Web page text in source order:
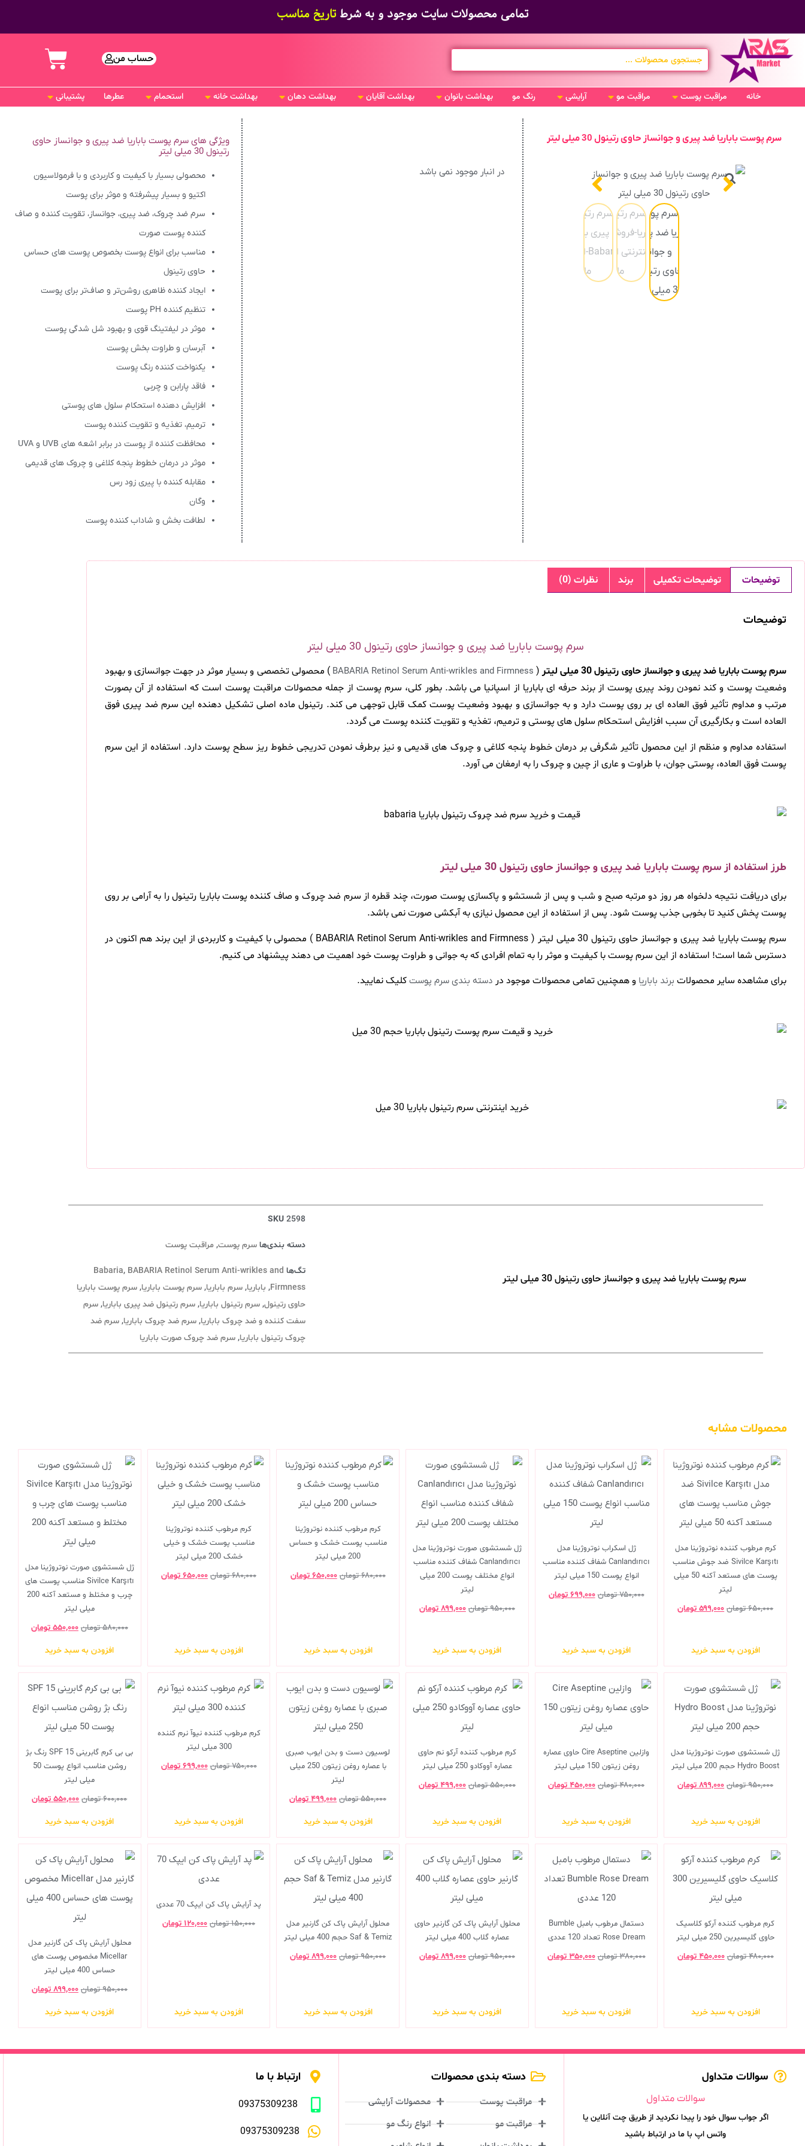
تمامی محصولات سایت موجود و به شرط تاریخ مناسب
حساب من
خانه مراقبت پوست مراقبت مو آرایشی رنگ مو بهداشت بانوان بهداشت آقایان بهداشت دهان بهداشت خانه استحمام عطرها پشتیبانی
سرم پوست باباریا ضد پیری و جوانساز حاوی رتینول 30 میلی لیتر
در انبار موجود نمی باشد
ویژگی های سرم پوست باباریا ضد پیری و جوانساز حاوی
رتینول 30 میلی لیتر
محصولی بسیار با کیفیت و کاربردی و با فرمولاسیون
اکتیو و بسیار پیشرفته و موثر برای پوست
سرم ضد چروک، ضد پیری، جوانساز، تقویت کننده و صاف
کننده پوست صورت
مناسب برای انواع پوست بخصوص پوست های حساس
حاوی رتینول
ایجاد کننده ظاهری روشن‌تر و صاف‌تر برای پوست
تنظیم کننده PH پوست
موثر در لیفتینگ قوی و بهبود شل شدگی پوست
آبرسان و طراوت بخش پوست
یکنواخت کننده رنگ پوست
فاقد پارابن و چربی
افزایش دهنده استحکام سلول های پوستی
ترمیم، تغذیه و تقویت کننده پوست
محافظت کننده از پوست در برابر اشعه های UVB و UVA
موثر در درمان خطوط پنجه کلاغی و چروک های قدیمی
مقابله کننده با پیری زود رس
وگان
لطافت بخش و شاداب کننده پوست
توضیحات توضیحات تکمیلی برند نظرات (0)
توضیحات
سرم پوست باباریا ضد پیری و جوانساز حاوی رتینول 30 میلی لیتر
سرم پوست باباریا ضد پیری و جوانساز حاوی رتینول 30 میلی لیتر (
BABARIA Retinol Serum Anti-wrikles and Firmness ) محصولی تخصصی و بسیار موثر در جهت جوانسازی و بهبود
وضعیت پوست و کند نمودن روند پیری پوست از برند حرفه ای باباریا از اسپانیا می باشد. بطور کلی، سرم پوست از جمله محصولات مراقبت پوست است که استفاده از آن بصورت
مرتب و مداوم تأثیر فوق العاده ای بر روی پوست دارد و به جوانسازی و بهبود وضعیت پوست کمک قابل توجهی می کند. رتینول ماده اصلی تشکیل دهنده این سرم ضد پیری فوق
العاده است و بکارگیری آن سبب افزایش استحکام سلول های پوستی و ترمیم، تغذیه و تقویت کننده پوست می گردد.
استفاده مداوم و منظم از این محصول تأثیر شگرفی بر درمان خطوط پنجه کلاغی و چروک های قدیمی و نیز برطرف نمودن تدریجی خطوط ریز سطح پوست دارد. استفاده از این سرم
پوست فوق العاده، پوستی جوان، با طراوت و عاری از چین و چروک را به ارمغان می آورد.
طرز استفاده از سرم پوست باباریا ضد پیری و جوانساز حاوی رتینول 30 میلی لیتر
برای دریافت نتیجه دلخواه هر روز دو مرتبه صبح و شب و پس از شستشو و پاکسازی پوست صورت، چند قطره از سرم ضد چروک و صاف کننده پوست باباریا رتینول را به آرامی بر روی
پوست پخش کنید تا بخوبی جذب پوست شود. پس از استفاده از این محصول نیازی به آبکشی صورت نمی باشد.
سرم پوست باباریا ضد پیری و جوانساز حاوی رتینول 30 میلی لیتر ( BABARIA Retinol Serum Anti-wrikles and Firmness ) محصولی با کیفیت و کاربردی از این برند هم اکنون در
دسترس شما است! استفاده از این سرم پوست با کیفیت و موثر را به تمام افرادی که به جوانی و طراوت پوست خود اهمیت می دهند پیشنهاد می کنیم.
برای مشاهده سایر محصولات برند باباریا و همچنین تمامی محصولات موجود در دسته بندی سرم پوست کلیک نمایید.
سرم پوست باباریا ضد پیری و جوانساز حاوی رتینول 30 میلی لیتر
SKU 2598
دسته بندی‌ها سرم پوست, مراقبت پوست
تگ‌ها Babaria, BABARIA Retinol Serum Anti-wrikles and
Firmness
, باباریا, سرم باباریا, سرم پوست باباریا, سرم پوست باباریا
حاوی رتینول, سرم رتینول باباریا, سرم رتینول ضد پیری باباریا, سرم
سفت کننده و ضد چروک باباریا, سرم ضد چروک باباریا, سرم ضد
چروک رتینول باباریا, سرم ضد چروک صورت باباریا
محصولات مشابه
کرم مرطوب کننده نوتروژینا مدل
Sivilce Karşıtı ضد جوش مناسب
پوست های مستعد آکنه 50 میلی
لیتر
۶۵۰,۰۰۰ تومان ۵۹۹,۰۰۰ تومان
افزودن به سبد خرید
ژل اسکراب نوتروژینا مدل
Canlandırıcı شفاف کننده مناسب
انواع پوست 150 میلی لیتر
۷۵۰,۰۰۰ تومان ۶۹۹,۰۰۰ تومان
افزودن به سبد خرید
ژل شستشوی صورت نوتروژینا مدل
Canlandırıcı شفاف کننده مناسب
انواع مختلف پوست 200 میلی
لیتر
۹۵۰,۰۰۰ تومان ۸۹۹,۰۰۰ تومان
افزودن به سبد خرید
کرم مرطوب کننده نوتروژینا
مناسب پوست خشک و حساس
200 میلی لیتر
۶۸۰,۰۰۰ تومان ۶۵۰,۰۰۰ تومان
افزودن به سبد خرید
کرم مرطوب کننده نوتروژینا
مناسب پوست خشک و خیلی
خشک 200 میلی لیتر
۶۸۰,۰۰۰ تومان ۶۵۰,۰۰۰ تومان
افزودن به سبد خرید
ژل شستشوی صورت نوتروژینا مدل
Sivilce Karşıtı مناسب پوست های
چرب و مختلط و مستعد آکنه 200
میلی لیتر
۵۸۰,۰۰۰ تومان ۵۵۰,۰۰۰ تومان
افزودن به سبد خرید
ژل شستشوی صورت نوتروژینا مدل
Hydro Boost حجم 200 میلی لیتر
۹۵۰,۰۰۰ تومان ۸۹۹,۰۰۰ تومان
افزودن به سبد خرید
وازلین Cire Aseptine حاوی عصاره
روغن زیتون 150 میلی لیتر
۴۸۰,۰۰۰ تومان ۴۵۰,۰۰۰ تومان
افزودن به سبد خرید
کرم مرطوب کننده آرکو نم حاوی
عصاره آووکادو 250 میلی لیتر
۵۵۰,۰۰۰ تومان ۴۹۹,۰۰۰ تومان
افزودن به سبد خرید
لوسیون دست و بدن ایوب صبری
با عصاره روغن زیتون 250 میلی
لیتر
۵۵۰,۰۰۰ تومان ۴۹۹,۰۰۰ تومان
افزودن به سبد خرید
کرم مرطوب کننده نیوآ نرم کننده
300 میلی لیتر
۷۵۰,۰۰۰ تومان ۶۹۹,۰۰۰ تومان
افزودن به سبد خرید
بی بی کرم گابرینی SPF 15 رنگ بژ
روشن مناسب انواع پوست 50
میلی لیتر
۶۰۰,۰۰۰ تومان ۵۵۰,۰۰۰ تومان
افزودن به سبد خرید
کرم مرطوب کننده آرکو کلاسیک
حاوی گلیسیرین 250 میلی لیتر
۴۸۰,۰۰۰ تومان ۴۵۰,۰۰۰ تومان
افزودن به سبد خرید
دستمال مرطوب بامبل Bumble
Rose Dream تعداد 120 عددی
۳۸۰,۰۰۰ تومان ۳۵۰,۰۰۰ تومان
افزودن به سبد خرید
محلول آرایش پاک کن گارنیر حاوی
عصاره گلاب 400 میلی لیتر
۹۵۰,۰۰۰ تومان ۸۹۹,۰۰۰ تومان
افزودن به سبد خرید
محلول آرایش پاک کن گارنیر مدل
Saf & Temiz حجم 400 میلی لیتر
۹۵۰,۰۰۰ تومان ۸۹۹,۰۰۰ تومان
افزودن به سبد خرید
پد آرایش پاک کن ایپک 70 عددی
۱۵۰,۰۰۰ تومان ۱۲۰,۰۰۰ تومان
افزودن به سبد خرید
محلول آرایش پاک کن گارنیر مدل
Micellar مخصوص پوست های
حساس 400 میلی لیتر
۹۵۰,۰۰۰ تومان ۸۹۹,۰۰۰ تومان
افزودن به سبد خرید
سوالات متداول
سوالات متداول
اگر جواب سوال خود را پیدا نکردید از طریق چت آنلاین یا
واتس اپ با ما در ارتباط باشید
دسته بندی محصولات
مراقبت پوست
مراقبت مو
محصولات آرایشی
انواع رنگ مو
ارتباط با ما
09375309238
09375309238